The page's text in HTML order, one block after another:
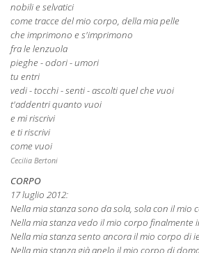
nobili e selvatici
come tracce del mio corpo, della mia pelle
che imprimono e s'imprimono
fra le lenzuola
pieghe - odori - umori
tu entri
vedi - tocchi - senti - ascolti quel che vuoi
t'addentri quanto vuoi
e mi riscrivi
e ti riscrivi
come vuoi
Cecilia Bertoni
CORPO
17 luglio 2012:
Nella mia stanza sono da sola, sola con il mio
Nella mia stanza vedo il mio corpo finalmente
Nella mia stanza sento ancora il mio corpo di
Nella mia stanza già anelo il mio corpo di